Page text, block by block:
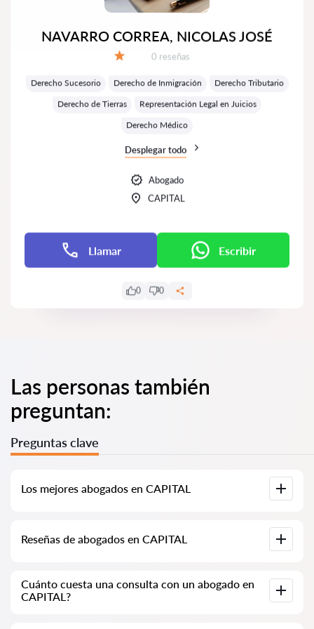
NAVARRO CORREA, NICOLAS JOSÉ
Número de reseñas:
0 reseñas
Derecho Sucesorio Derecho de Inmigración
Derecho Tributario
Derecho de Tierras
Representación Legal en Juicios
Derecho Médico
Desplegar todo
Abogado
CAPITAL
Llamar Escribir
0 0
Las personas también
preguntan:
Preguntas clave
Los mejores abogados en CAPITAL
CAPITAL con información completa. Precios, reseñas,
números de teléfono y direcciones.
Reseñas de abogados en CAPITAL
sobre los abogados. No eliminamos las reseñas negativas y no
hay posibilidad de manipularlas.
Cuánto cuesta una consulta con un abogado en
CAPITAL?